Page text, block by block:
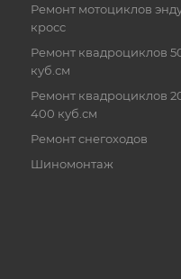
Ремонт мотоциклов
кросс
Ремонт квадроциклов
куб.см
Ремонт квадроциклов
400 куб.см
Ремонт снегоходов
Шиномонтаж